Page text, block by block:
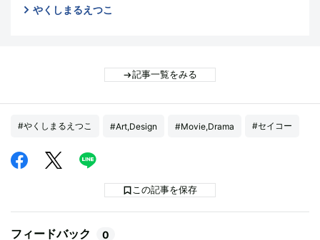
やくしまるえつこ
記事一覧をみる
#やくしまるえつこ #Art,Design #Movie,Drama #セイコー
この記事を保存
フィードバック 0